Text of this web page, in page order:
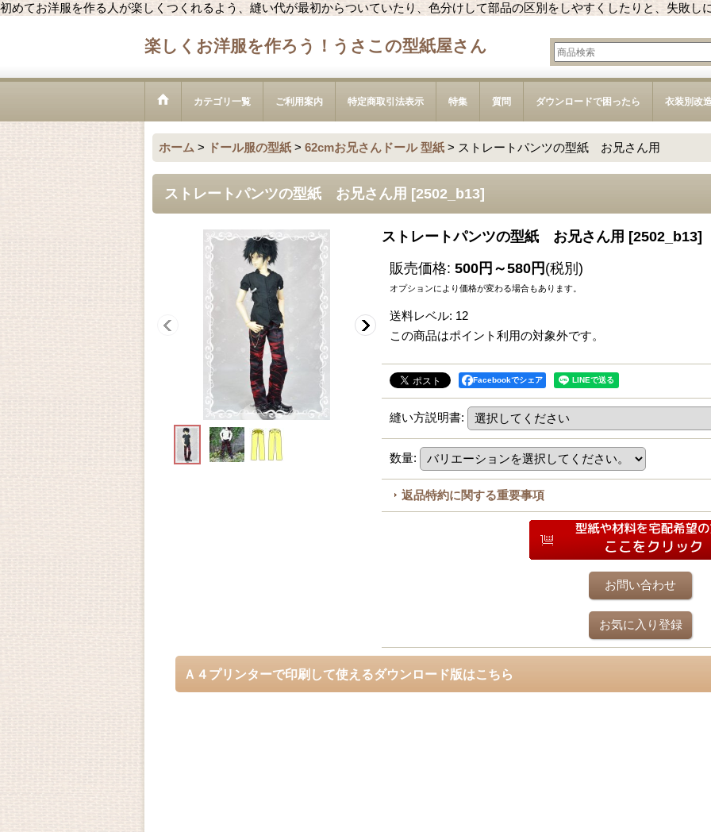
初めてお洋服を作る人が楽しくつくれるよう、縫い代が最初からついていたり、色分けして部品の区別をしやすくしたりと、失敗し
楽しくお洋服を作ろう！うさこの型紙屋さん
カテゴリ一覧 ご利用案内 特定商取引法表示 特集 質問 ダウンロードで困ったら 衣装別改
ホーム > ドール服の型紙 > 62cmお兄さんドール 型紙 > ストレートパンツの型紙 お兄さん用
ストレートパンツの型紙 お兄さん用 [2502_b13]
ストレートパンツの型紙 お兄さん用 [2502_b13]
販売価格: 500円～580円(税別)
オプションにより価格が変わる場合もあります。
送料レベル: 12
この商品はポイント利用の対象外です。
Facebookでシェア
縫い方説明書:
数量:
返品特約に関する重要事項
お問い合わせ
お気に入り登録
Ａ４プリンターで印刷して使えるダウンロード版はこちら